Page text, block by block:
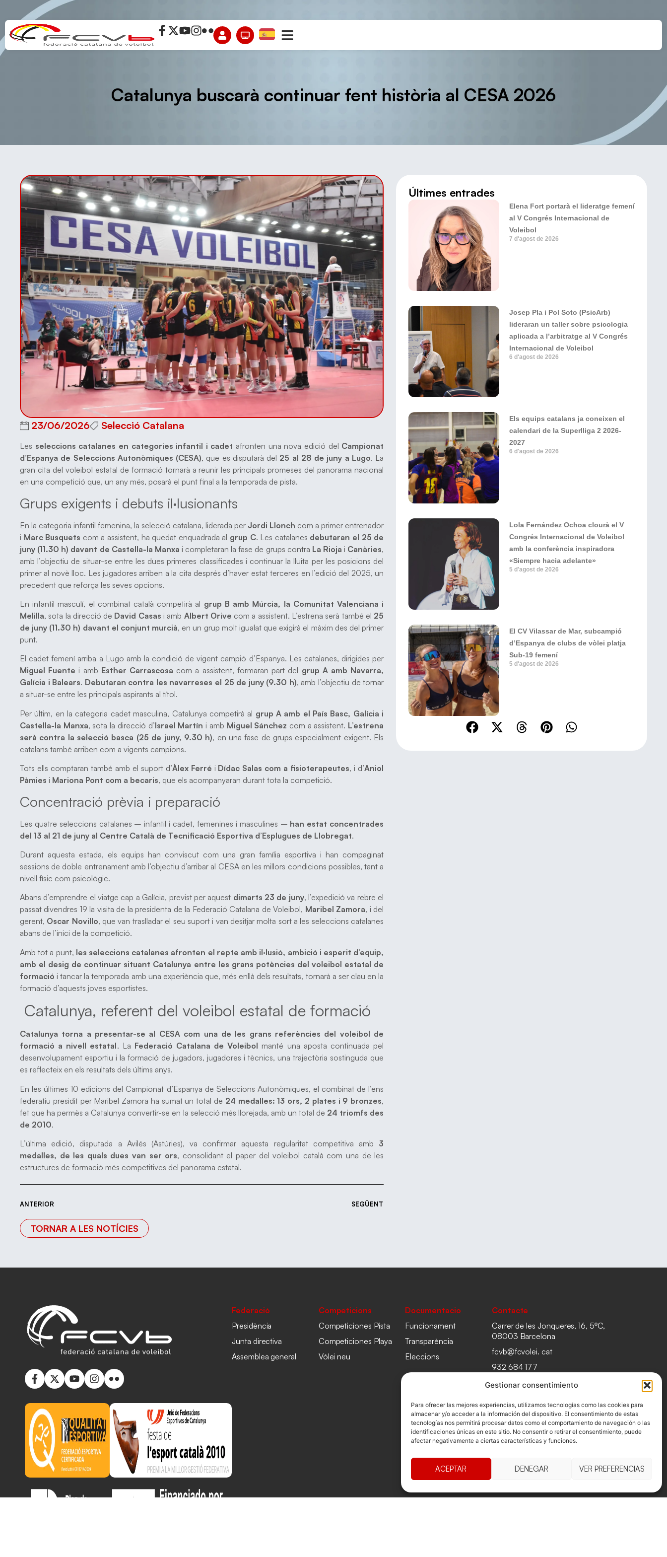
Gestionar consentimiento
Para ofrecer las mejores experiencias, utilizamos tecnologías como las cookies para
almacenar y/o acceder a la información del dispositivo. El consentimiento de estas
tecnologías nos permitirá procesar datos como el comportamiento de navegación o las
identificaciones únicas en este sitio. No consentir o retirar el consentimiento, puede
afectar negativamente a ciertas características y funciones.
ACEPTAR DENEGAR VER PREFERENCIAS
Catalunya buscarà continuar fent història al CESA 2026
23/06/2026 Selecció Catalana
Les seleccions catalanes en categories infantil i cadet afronten una nova edició del Campionat
d’Espanya de Seleccions Autonòmiques (CESA), que es disputarà del 25 al 28 de juny a Lugo. La
gran cita del voleibol estatal de formació tornarà a reunir les principals promeses del panorama nacional
en una competició que, un any més, posarà el punt final a la temporada de pista.
Grups exigents i debuts il·lusionants
En la categoria infantil femenina, la selecció catalana, liderada per Jordi Llonch com a primer entrenador
i Marc Busquets com a assistent, ha quedat enquadrada al grup C. Les catalanes debutaran el 25 de
juny (11.30 h) davant de Castella-la Manxa i completaran la fase de grups contra La Rioja i Canàries,
amb l’objectiu de situar-se entre les dues primeres classificades i continuar la lluita per les posicions del
primer al novè lloc. Les jugadores arriben a la cita després d’haver estat terceres en l’edició del 2025, un
precedent que reforça les seves opcions.
En infantil masculí, el combinat català competirà al grup B amb Múrcia, la Comunitat Valenciana i
Melilla, sota la direcció de David Casas i amb Albert Orive com a assistent. L’estrena serà també el 25
de juny (11.30 h) davant el conjunt murcià, en un grup molt igualat que exigirà el màxim des del primer
punt.
El cadet femení arriba a Lugo amb la condició de vigent campió d’Espanya. Les catalanes, dirigides per
Miguel Fuente i amb Esther Carrascosa com a assistent, formaran part del grup A amb Navarra,
Galícia i Balears. Debutaran contra les navarreses el 25 de juny (9.30 h), amb l’objectiu de tornar
a situar-se entre les principals aspirants al títol.
Per últim, en la categoria cadet masculina, Catalunya competirà al grup A amb el País Basc, Galícia i
Castella-la Manxa, sota la direcció d’Israel Martín i amb Miguel Sánchez com a assistent. L’estrena
serà contra la selecció basca (25 de juny, 9.30 h), en una fase de grups especialment exigent. Els
catalans també arriben com a vigents campions.
Tots ells comptaran també amb el suport d’Àlex Ferré i Dídac Salas com a fisioterapeutes, i d’Aniol
Pàmies i Mariona Pont com a becaris, que els acompanyaran durant tota la competició.
Concentració prèvia i preparació
Les quatre seleccions catalanes – infantil i cadet, femenines i masculines – han estat concentrades
del 13 al 21 de juny al Centre Català de Tecnificació Esportiva d’Esplugues de Llobregat.
Durant aquesta estada, els equips han conviscut com una gran família esportiva i han compaginat
sessions de doble entrenament amb l’objectiu d’arribar al CESA en les millors condicions possibles, tant a
nivell físic com psicològic.
Abans d’emprendre el viatge cap a Galícia, previst per aquest dimarts 23 de juny, l’expedició va rebre el
passat divendres 19 la visita de la presidenta de la Federació Catalana de Voleibol, Maribel Zamora, i del
gerent, Oscar Novillo, que van traslladar el seu suport i van desitjar molta sort a les seleccions catalanes
abans de l’inici de la competició.
Amb tot a punt, les seleccions catalanes afronten el repte amb il·lusió, ambició i esperit d’equip,
amb el desig de continuar situant Catalunya entre les grans potències del voleibol estatal de
formació i tancar la temporada amb una experiència que, més enllà dels resultats, tornarà a ser clau en la
formació d’aquests joves esportistes.
Catalunya, referent del voleibol estatal de formació
Catalunya torna a presentar-se al CESA com una de les grans referències del voleibol de
formació a nivell estatal. La Federació Catalana de Voleibol manté una aposta continuada pel
desenvolupament esportiu i la formació de jugadors, jugadores i tècnics, una trajectòria sostinguda que
es reflecteix en els resultats dels últims anys.
En les últimes 10 edicions del Campionat d’Espanya de Seleccions Autonòmiques, el combinat de l’ens
federatiu presidit per Maribel Zamora ha sumat un total de 24 medalles: 13 ors, 2 plates i 9 bronzes,
fet que ha permès a Catalunya convertir-se en la selecció més llorejada, amb un total de 24 triomfs des
de 2010.
L’última edició, disputada a Avilés (Astúries), va confirmar aquesta regularitat competitiva amb 3
medalles, de les quals dues van ser ors, consolidant el paper del voleibol català com una de les
estructures de formació més competitives del panorama estatal.
ANTERIOR SEGÜENT
TORNAR A LES NOTÍCIES
Últimes entrades
Elena Fort portarà el lideratge femení
al V Congrés Internacional de
Voleibol
7 d'agost de 2026
Josep Pla i Pol Soto (PsicArb)
lideraran un taller sobre psicologia
aplicada a l’arbitratge al V Congrés
Internacional de Voleibol
6 d'agost de 2026
Els equips catalans ja coneixen el
calendari de la Superlliga 2 2026-
2027
6 d'agost de 2026
Lola Fernández Ochoa clourà el V
Congrés Internacional de Voleibol
amb la conferència inspiradora
«Siempre hacia adelante»
5 d'agost de 2026
El CV Vilassar de Mar, subcampió
d’Espanya de clubs de vòlei platja
Sub-19 femení
5 d'agost de 2026
Federació
Presidència
Junta directiva
Assemblea general
Competicions
Competiciones Pista
Competiciones Playa
Vólei neu
Documentacio
Funcionament
Transparència
Eleccions
Contacte
Carrer de les Jonqueres, 16, 5ºC,
08003 Barcelona
fcvb@fcvolei. cat
932 684 177